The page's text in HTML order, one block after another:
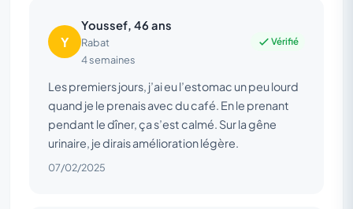
Y
Youssef, 46 ans
Rabat
4 semaines
Vérifié
Les premiers jours, j’ai eu l’estomac un peu lourd
quand je le prenais avec du café. En le prenant
pendant le dîner, ça s’est calmé. Sur la gêne
urinaire, je dirais amélioration légère.
07/02/2025